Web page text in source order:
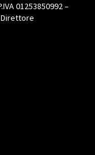
01253850992 –